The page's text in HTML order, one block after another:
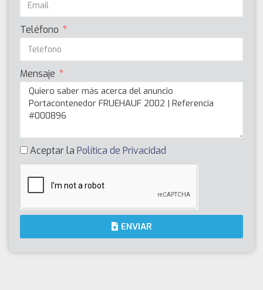
Teléfono
Mensaje
Aceptar la Política de Privacidad
ENVIAR